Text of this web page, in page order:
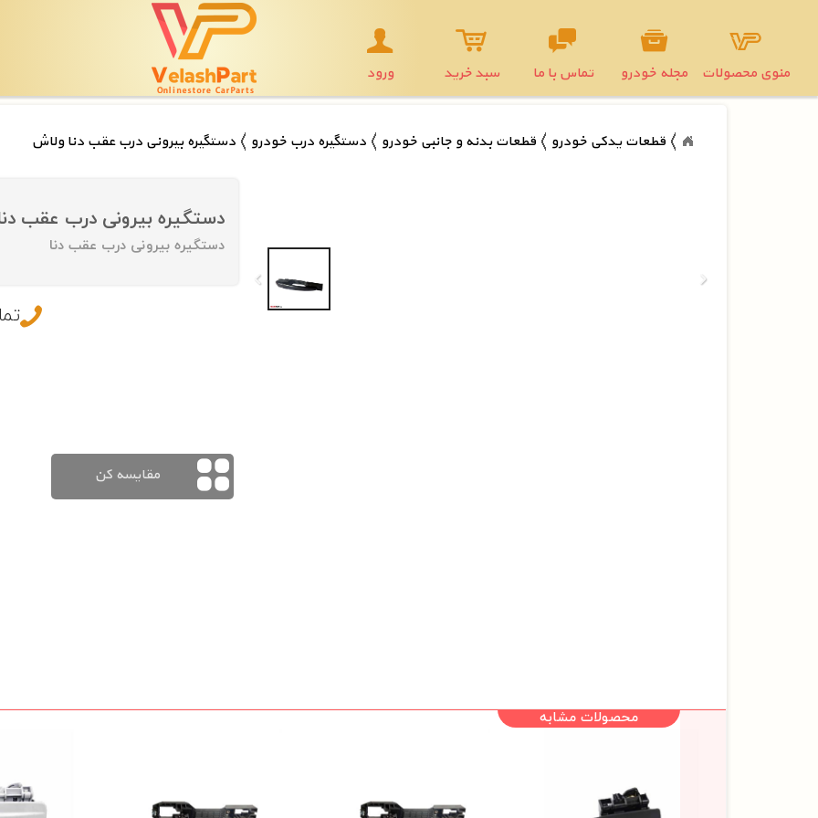
قطعات یدکی خودرو قطعات بدنه و جانبی خودرو دستگیره درب خودرو دستگیره بیرونی درب عقب دنا ولاش
دستگیره بیرونی درب عقب
دستگیره بیرونی درب عقب دنا
مقایسه کن
محصولات مشابه
منوی محصولات مجله خودرو تماس با ما سبد خرید ورود